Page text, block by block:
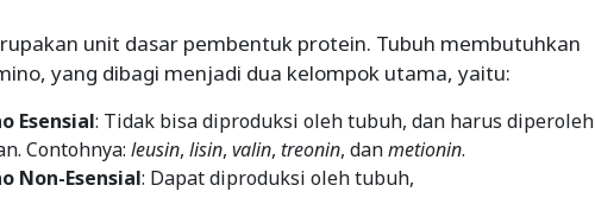
unit dasar pembentuk protein. Tubuh membutuhkan
yang dibagi menjadi dua kelompok utama, yaitu:
Esensial: Tidak bisa diproduksi oleh tubuh, dan harus diperoleh
Contohnya: leusin, lisin, valin, treonin, danmetionin.
Non-Esensial: Dapat diproduksi oleh tubuh,